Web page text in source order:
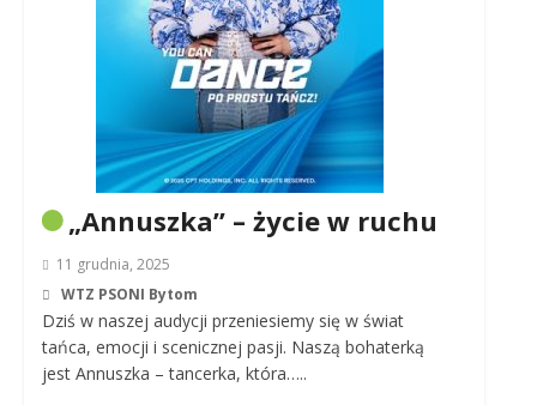
„Annuszka” – życie w ruchu
11 grudnia, 2025
WTZ PSONI Bytom
Dziś w naszej audycji przeniesiemy się w świat
tańca, emocji i scenicznej pasji. Naszą bohaterką
jest Annuszka – tancerka, która…..